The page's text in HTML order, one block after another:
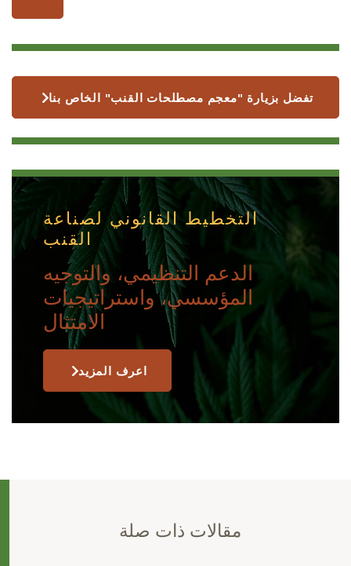
تفضل بزيارة "معجم مصطلحات القنب" الخاص بنا
التخطيط القانوني لصناعة
القنب
الدعم التنظيمي، والتوجيه
المؤسسي، واستراتيجيات
الامتثال
اعرف المزيد
مقالات ذات صلة